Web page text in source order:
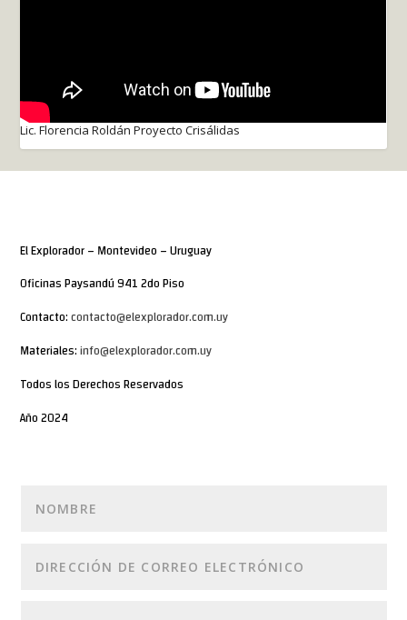
Lic. Florencia Roldán Proyecto Crisálidas
El Explorador – Montevideo – Uruguay
Oficinas Paysandú 941 2do Piso
Contacto:contacto@elexplorador.com.uy
Materiales:info@elexplorador.com.uy
Todos los Derechos Reservados
Año 2024